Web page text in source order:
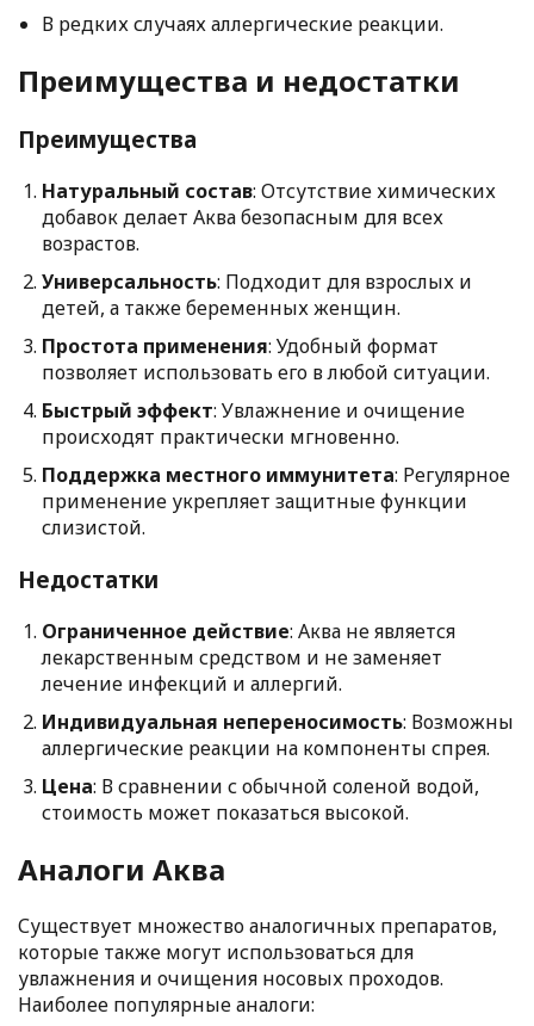
В редких случаях аллергические реакции.
Преимущества и недостатки
Преимущества
Натуральный состав: Отсутствие химических
добавок делает Аква безопасным для всех
возрастов.
Универсальность: Подходит для взрослых и
детей, а также беременных женщин.
Простота применения: Удобный формат
позволяет использовать его в любой ситуации.
Быстрый эффект: Увлажнение и очищение
происходят практически мгновенно.
Поддержка местного иммунитета: Регулярное
применение укрепляет защитные функции
слизистой.
Недостатки
Ограниченное действие: Аква не является
лекарственным средством и не заменяет
лечение инфекций и аллергий.
Индивидуальная непереносимость: Возможны
аллергические реакции на компоненты спрея.
Цена: В сравнении с обычной соленой водой,
стоимость может показаться высокой.
Аналоги Аква
Существует множество аналогичных препаратов,
которые также могут использоваться для
увлажнения и очищения носовых проходов.
Наиболее популярные аналоги: